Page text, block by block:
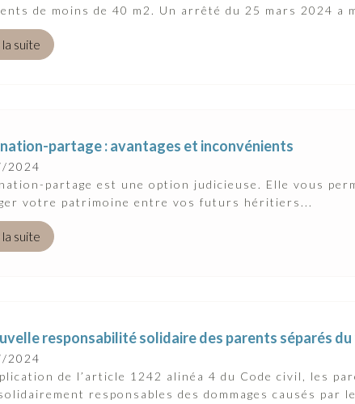
de moins de 40 m2. Un arrêté du 25 mars 2024 a
suite
partage : avantages et inconvénients
2024
partage est une option judicieuse. Elle vous
votre patrimoine entre vos futurs héritiers...
suite
responsabilité solidaire des parents séparés
2024
de l’article 1242 alinéa 4 du Code civil, les
responsables des dommages causés par